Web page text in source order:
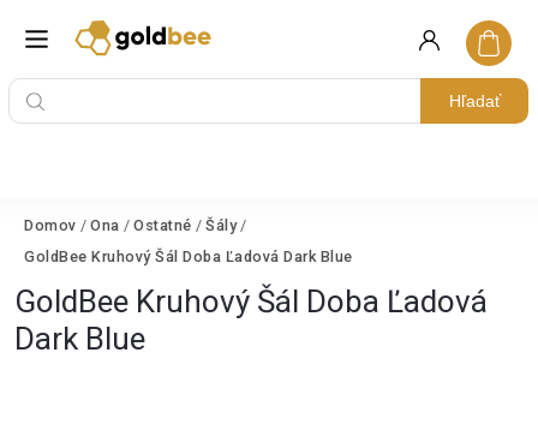
Hľadať
Domov / Ona / Ostatné / Šály /
GoldBee Kruhový Šál Doba Ľadová Dark Blue
GoldBee Kruhový Šál Doba Ľadová
Dark Blue